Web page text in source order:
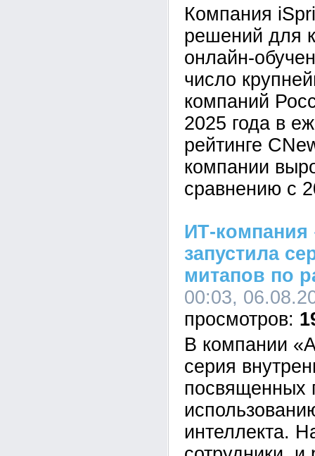
Компания
решений для
онлайн-
число
компаний
2025 года в
рейтинге
компании
сравнению с
ИТ-компания
запустила
митапов по
00:03,
В компании
серия
посвященных
интеллекта.